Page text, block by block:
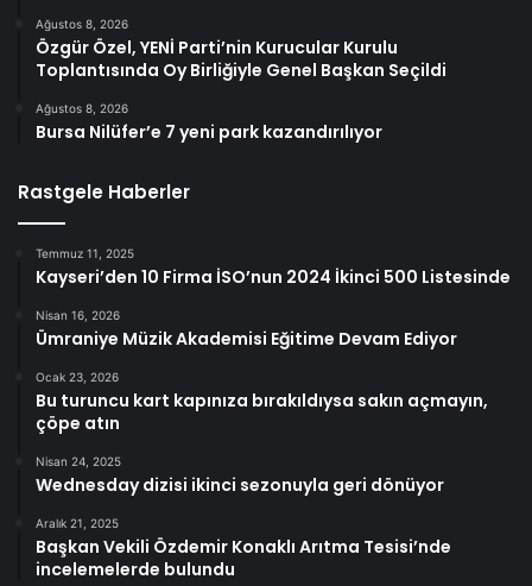
Ağustos 8, 2026
Özgür Özel, YENİ Parti’nin Kurucular Kurulu
Toplantısında Oy Birliğiyle Genel Başkan Seçildi
Ağustos 8, 2026
Bursa Nilüfer’e 7 yeni park kazandırılıyor
Rastgele Haberler
Temmuz 11, 2025
Kayseri’den 10 Firma İSO’nun 2024 İkinci 500 Listesinde
Nisan 16, 2026
Ümraniye Müzik Akademisi Eğitime Devam Ediyor
Ocak 23, 2026
Bu turuncu kart kapınıza bırakıldıysa sakın açmayın,
çöpe atın
Nisan 24, 2025
Wednesday dizisi ikinci sezonuyla geri dönüyor
Aralık 21, 2025
Başkan Vekili Özdemir Konaklı Arıtma Tesisi’nde
incelemelerde bulundu